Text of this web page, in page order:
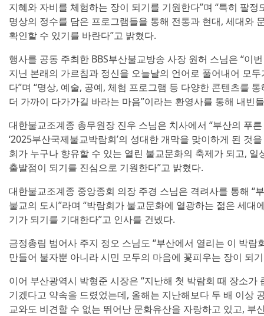
지혜와 자비를 체험하는 장이 되기를 기원한다”며 “특히 팔
명상의 정수를 담은 프로그램들을 통해 전통과 현대, 세대와
확인할 수 있기를 바란다”고 밝혔다.
행사를 공동 주최한 BBS부산불교방송 사장 원허 스님은 “이
지닌 본래의 가르침과 정신을 오늘날의 언어로 풀어내어 모
다”며 “명상, 예술, 공예, 체험 프로그램 등 다양한 콘텐츠를
더 가까이 다가가길 바라는 마음”이라는 환영사를 통해 내빈
대한불교조계종 총무원장 진우 스님은 치사에서 “부산의 푸
‘2025부산국제불교박람회’의 성대한 개막을 맞이하게 된 것
회가 누구나 향유할 수 있는 열린 불교문화의 축제가 되고,
출발점이 되기를 진심으로 기원한다”고 밝혔다.
대한불교조계종 중앙종회 의장 주경 스님은 격려사를 통해 “
불교의 도시”라며 “박람회가 불교문화에 열광하는 젊은 세대
기가 되기를 기대한다”고 인사를 건넸다.
금정총림 범어사 주지 정오 스님도 “부산에서 열리는 이 박
만들어 불자뿐 아니라 시민 모두의 마음에 꽃피우는 장이 되
이어 부산광역시 박형준 시장은 “지난해 첫 박람회 때 장소
기겠다고 약속을 드렸었는데, 올해는 지난해보다 두 배 이상
교와도 비견할 수 없는 뛰어난 문화유산을 자랑하고 있고, 부